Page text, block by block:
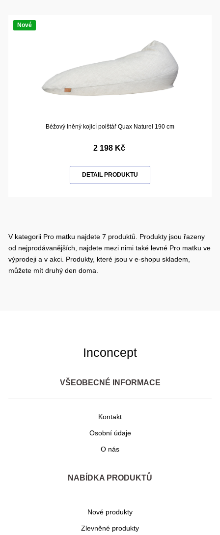
Nové
Béžový lněný kojicí polštář Quax Naturel 190 cm
2 198 Kč
DETAIL PRODUKTU
V kategorii Pro matku najdete 7 produktů. Produkty jsou řazeny
od nejprodávanějších, najdete mezi nimi také levné Pro matku ve
výprodeji a v akci. Produkty, které jsou v e-shopu skladem,
můžete mít druhý den doma.
Inconcept
VŠEOBECNÉ INFORMACE
Kontakt
Osobní údaje
O nás
NABÍDKA PRODUKTŮ
Nové produkty
Zlevněné produkty